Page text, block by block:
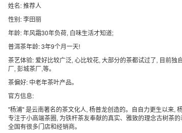
姓名: 推荐人
性别: 李田丽
年龄: 年风霜30年负荷, 白味生活才知道;
普洱茶年龄: 3年9个月一天!
茶艺体验: 爱好比较广泛, 心比较花, 大部分的茶都试过了, 目前
厂, 彭城茶厂,等。
茶偏好: 中老年茶叶产品。
官方信息:
"杨浦" 是云南著名的茶文化人, 杨普龙创造的。自自力更生以来,
专注于小高端茶圈, 为铁杆茶友奉献的真实、雅致的理念古树茶
全国有很多门店和经销商。